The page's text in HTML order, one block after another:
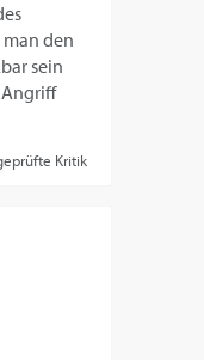
man den
sein
Angriff
Kritik